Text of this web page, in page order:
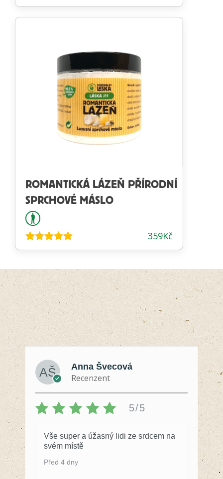
Hodnocení
ROMANTICKÁ LÁZEŇ PŘÍRODNÍ
SPRCHOVÉ MÁSLO
Hodnocení
359Kč
Anna Švecová
Recenzent
5/5
Vše super a úžasný lidi ze srdcem na
svém místě
Před 4 dny